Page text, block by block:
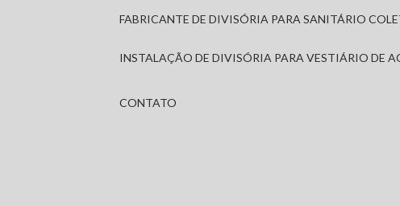
FABRICANTE DE DIVISÓRIA PARA SANITÁRIO
INSTALAÇÃO DE DIVISÓRIA PARA VESTIÁRIO DE
CONTATO